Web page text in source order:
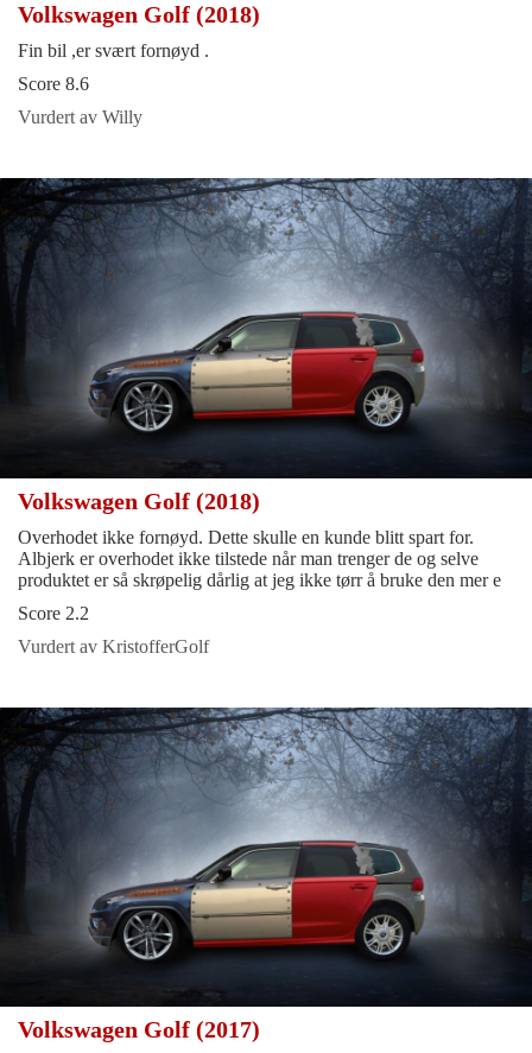
Volkswagen Golf (2018)
Fin bil ,er svært fornøyd .
Score 8.6
Vurdert av Willy
Volkswagen Golf (2018)
Overhodet ikke fornøyd. Dette skulle en kunde blitt spart for.
Albjerk er overhodet ikke tilstede når man trenger de og selve
produktet er så skrøpelig dårlig at jeg ikke tørr å bruke den mer e
Score 2.2
Vurdert av KristofferGolf
Volkswagen Golf (2017)